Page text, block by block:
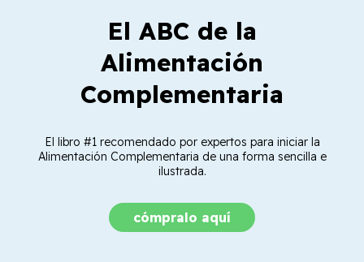
El ABC de la
Alimentación
Complementaria
El libro #1 recomendado por expertos para iniciar la
Alimentación Complementaria de una forma sencilla e
ilustrada.
cómpralo aquí